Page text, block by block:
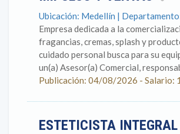
Ubicación: Medellín |
Empresa dedicada a la
fragancias, cremas, splash y
cuidado personal busca para su
un(a) Asesor(a) Comercial,
Publicación: 04/08/2026 - Salario:
ESTETICISTA INTEGRAL